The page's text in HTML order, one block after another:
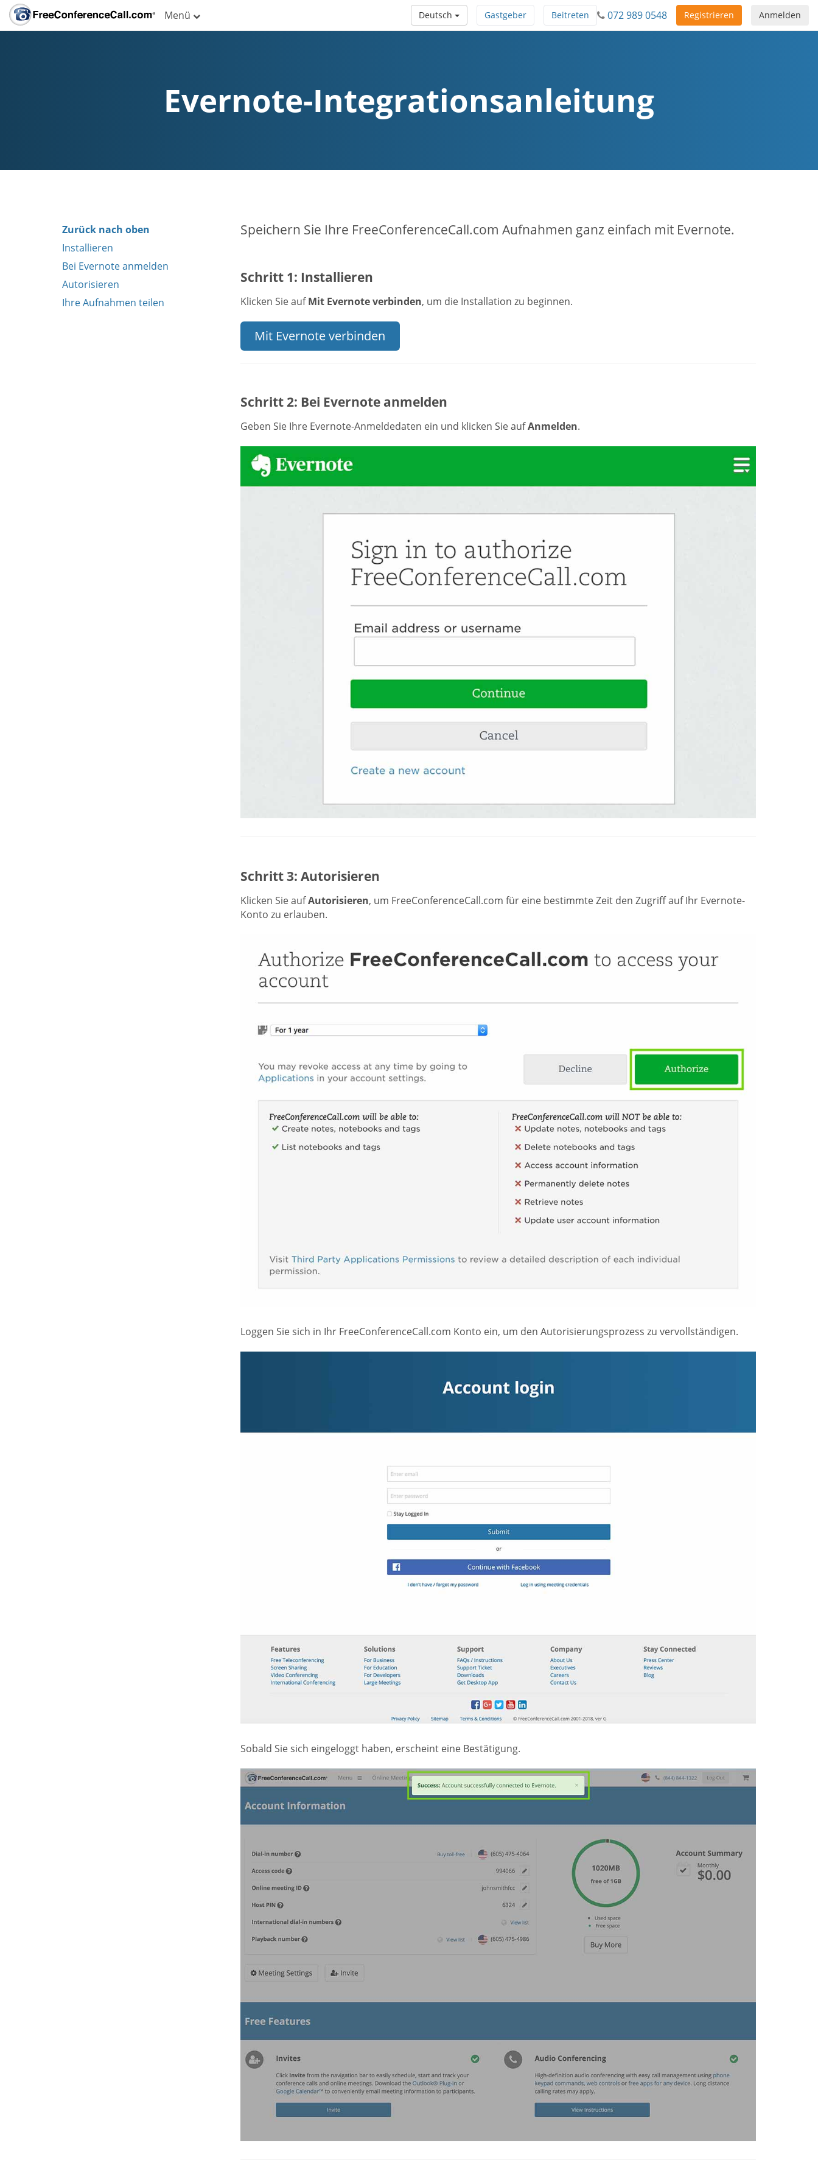
Menü Anmelden
Registrieren
072 989 0548
Beitreten
Gastgeber
Deutsch
Evernote-Integrationsanleitung
Zurück nach oben
Installieren
Bei Evernote anmelden
Autorisieren
Ihre Aufnahmen teilen
Speichern Sie Ihre FreeConferenceCall.com Aufnahmen ganz einfach mit Evernote.
Schritt 1: Installieren
Klicken Sie aufMit Evernote verbinden, um die Installation zu beginnen.
Mit Evernote verbinden
Schritt 2: Bei Evernote anmelden
Geben Sie Ihre Evernote-Anmeldedaten ein und klicken Sie aufAnmelden.
Schritt 3: Autorisieren
Klicken Sie aufAutorisieren, um FreeConferenceCall.com für eine bestimmte Zeit den Zugriff auf Ihr Evernote-
Konto zu erlauben.
Loggen Sie sich in Ihr FreeConferenceCall.com Konto ein, um den Autorisierungsprozess zu vervollständigen.
Sobald Sie sich eingeloggt haben, erscheint eine Bestätigung.